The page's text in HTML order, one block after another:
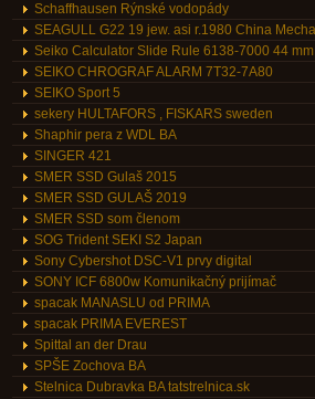
Schaffhausen Rýnské vodopády
SEAGULL G22 19 jew. asi r.1980 China
Seiko Calculator Slide Rule 6138-7000 44
SEIKO CHROGRAF ALARM 7T32-7A80
SEIKO Sport 5
sekery HULTAFORS , FISKARS sweden
Shaphir pera z WDL BA
SINGER 421
SMER SSD Gulaš 2015
SMER SSD GULAŠ 2019
SMER SSD som členom
SOG Trident SEKI S2 Japan
Sony Cybershot DSC-V1 prvy digital
SONY ICF 6800w Komunikačný prijímač
spacak MANASLU od PRIMA
spacak PRIMA EVEREST
Spittal an der Drau
SPŠE Zochova BA
Stelnica Dubravka BA tatstrelnica.sk